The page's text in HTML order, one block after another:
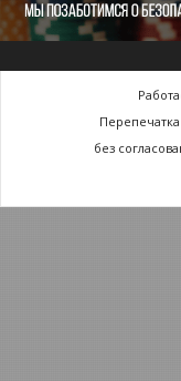
без